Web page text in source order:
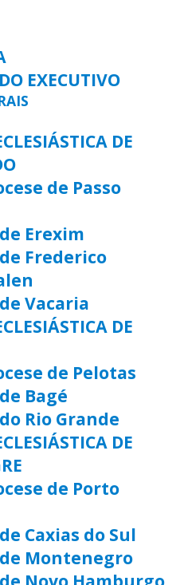
EXECUTIVO
DE
de Passo
Erexim
Frederico
Vacaria
DE
de Pelotas
Bagé
Rio Grande
DE
de Porto
Caxias do Sul
Montenegro